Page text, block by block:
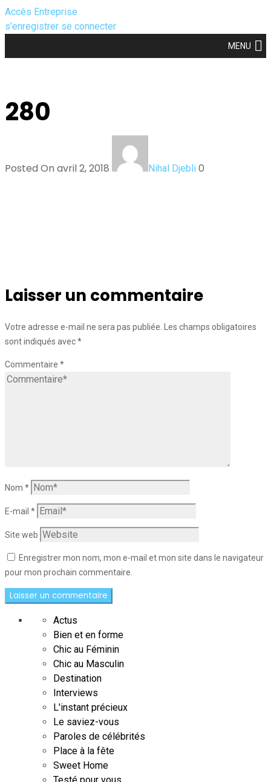
Accès Entreprise
s’enregistrer se connecter
MENU
280
Posted On avril 2, 2018 Nihal Djebli 0
Laisser un commentaire
Votre adresse e-mail ne sera pas publiée. Les champs obligatoires
sont indiqués avec*
Commentaire *
Nom *
E-mail *
Site web
Enregistrer mon nom, mon e-mail et mon site dans le navigateur
pour mon prochain commentaire.
Actus
Bien et en forme
Chic au Féminin
Chic au Masculin
Destination
Interviews
L'instant précieux
Le saviez-vous
Paroles de célébrités
Place à la fête
Sweet Home
Testé pour vous